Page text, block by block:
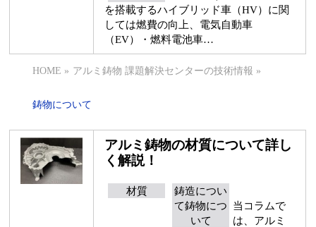
を搭載するハイブリッド車（HV）に関
しては燃費の向上、電気自動車
（EV）・燃料電池車…
HOME » アルミ鋳物 課題解決センターの技術情報 »
鋳物について
アルミ鋳物の材質について詳し
く解説！
材質
鋳造につい
て鋳物につ
いて
当コラムで
は、アルミ